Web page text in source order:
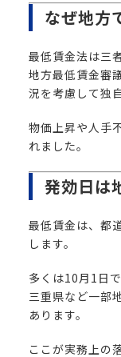
なぜ地方
最低賃金法は三
地方最低賃金審
況を考慮して独
物価上昇や人手
れました。
発効日は
最低賃金は、都
します。
多くは10月1日で
三重県など一部
あります。
ここが実務上の